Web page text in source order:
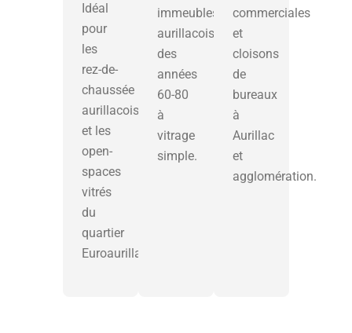
Idéal
pour
les
rez-de-
chaussée
aurillacois
et les
open-
spaces
vitrés
du
quartier
Euroaurillac.
immeubles
aurillacois
des
années
60-80
à
vitrage
simple.
commerciales
et
cloisons
de
bureaux
à
Aurillac
et
agglomération.